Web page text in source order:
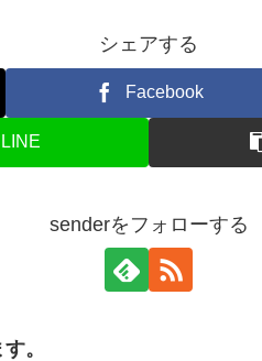
シェアする
Facebook
LINE
senderをフォローする
。